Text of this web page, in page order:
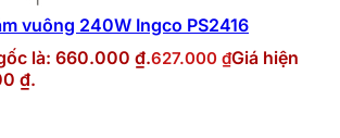
vuông 240W Ingco PS2416
là: 660.000 ₫.627.000 ₫Giá hiện
₫.